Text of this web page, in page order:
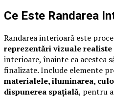
Ce Este Randarea
Randarea interioară este
reprezentări vizuale
interioare, înainte ca acestea
finalizate. Include elemente
materialele, iluminarea,
dispunerea spațială, pentru